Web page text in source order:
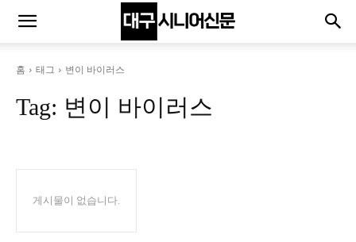
홈 태그 변이 바이러스
Tag: 변이 바이러스
게시물이 없습니다.